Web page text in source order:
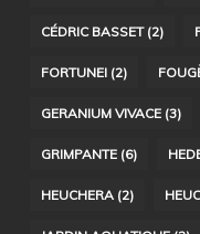
CÉDRIC BASSET(2)
FORTUNEI(2)
GERANIUM VIVACE(3)
GRIMPANTE(6)
HEUCHERA(2)